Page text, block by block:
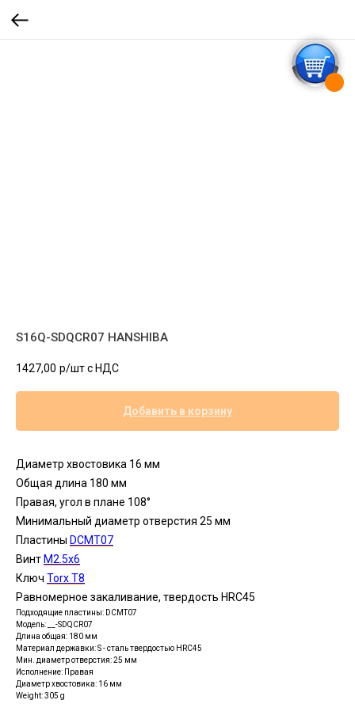
S16Q-SDQCR07 HANSHIBA
1427,00 р/шт c НДС
Добавить в корзину
Диаметр хвостовика 16 мм
Общая длина 180 мм
Правая, угол в плане 108°
Минимальный диаметр отверстия 25 мм
Пластины DСMT07
Винт М2.5x6
Ключ Torx T8
Равномерное закаливание, твердость HRC45
Подходящие пластины: DCMT07
Модель: __-SDQCR07
Длина общая: 180 мм
Материал державки: S - сталь твердостью HRC45
Мин. диаметр отверстия: 25 мм
Исполнение: Правая
Диаметр хвостовика: 16 мм
Weight: 305 g